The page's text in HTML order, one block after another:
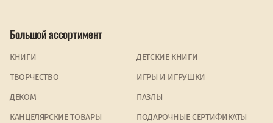
Большой ассортимент
КНИГИ
ДЕТСКИЕ КНИГИ
ТВОРЧЕСТВО
ИГРЫ И ИГРУШКИ
ДЕКОМ
ПАЗЛЫ
КАНЦЕЛЯРСКИЕ ТОВАРЫ
ПОДАРОЧНЫЕ СЕРТИФИКАТЫ